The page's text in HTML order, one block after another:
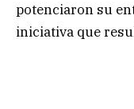
potenciaron su
iniciativa que